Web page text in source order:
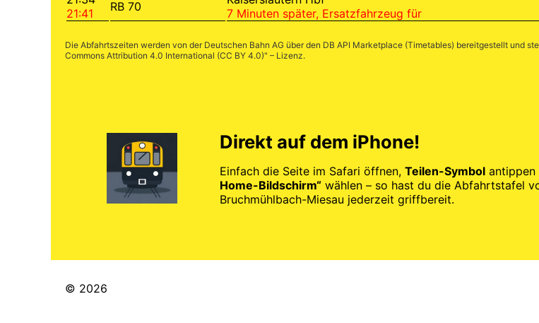
21:41
RB 70
7 Minuten später, Ersatzfahrzeug für
Die Abfahrtszeiten werden von der Deutschen Bahn AG über den DB API Marketplace (Timetables) bereitgestellt und
Commons Attribution 4.0 International (CC BY 4.0)" – Lizenz.
Direkt auf dem iPhone!
Einfach die Seite im Safari öffnen, Teilen-Symbolantippen
Home-Bildschirm“wählen – so hast du die Abfahrtstafel
Bruchmühlbach-Miesau jederzeit griffbereit.
© 2026